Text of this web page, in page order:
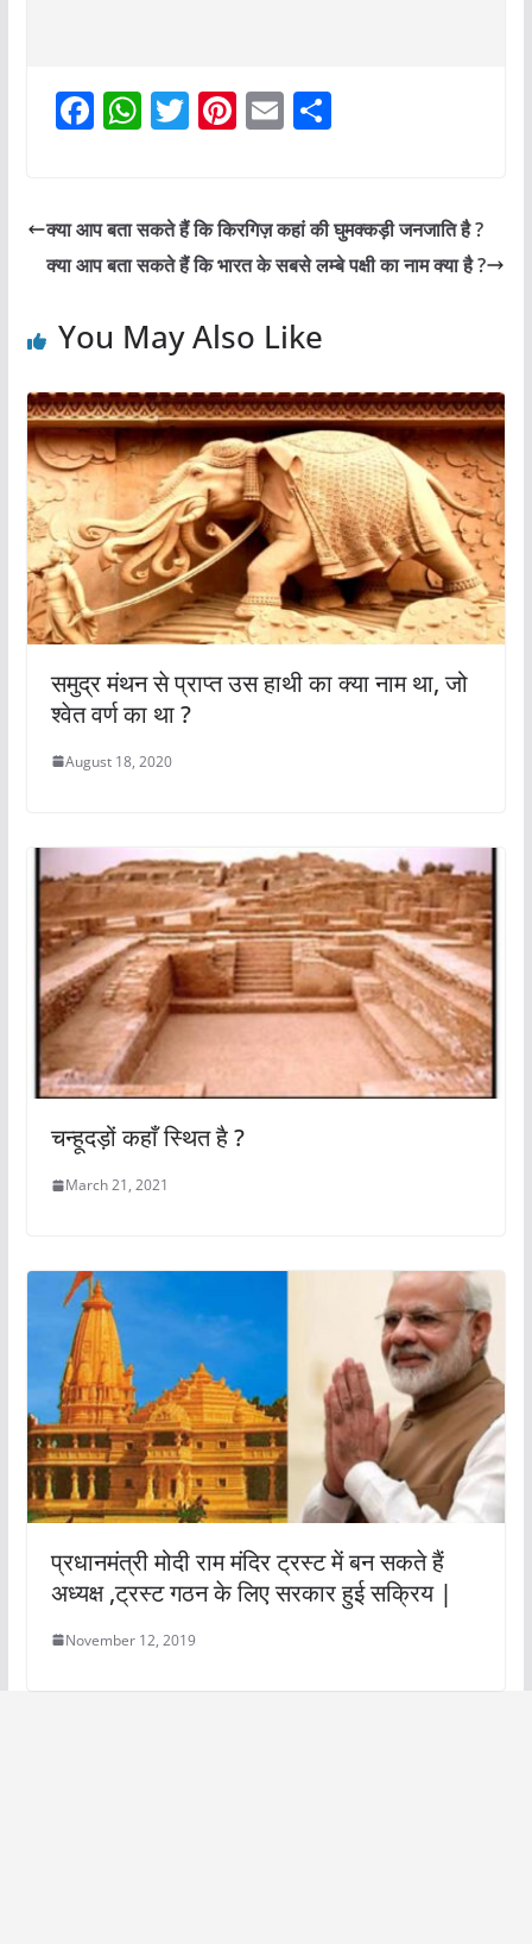
F
e
b
o
W
s
A
p
T
er
Pi
e
st
E
l
S
e
क्या आप बता सकते हैं कि किरगिज़ कहां की घुमक्कड़ी जनजाति है ?
क्या आप बता सकते हैं कि भारत के सबसे लम्बे पक्षी का नाम क्या है ?
You May Also Like
समुद्र मंथन से प्राप्त उस हाथी का क्या नाम था, जो
श्वेत वर्ण का था ?
August 18, 2020
चन्हूदड़ों कहाँ स्थित है ?
March 21, 2021
प्रधानमंत्री मोदी राम मंदिर ट्रस्ट में बन सकते हैं
अध्यक्ष ,ट्रस्ट गठन के लिए सरकार हुई सक्रिय |
November 12, 2019